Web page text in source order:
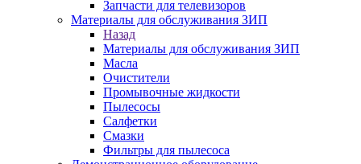
Запчасти для телевизоров
Материалы для обслуживания ЗИП
Назад
Материалы для обслуживания ЗИП
Масла
Очистители
Промывочные жидкости
Пылесосы
Салфетки
Смазки
Фильтры для пылесоса